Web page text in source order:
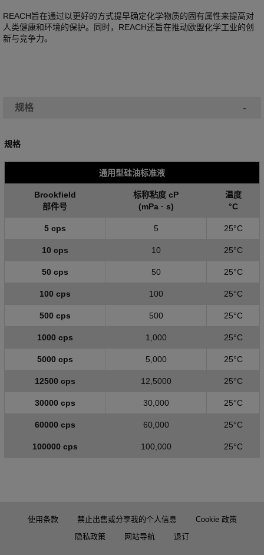
REACH旨在通过以更好的方式提早确定化学物质的固有属性来提高对
人类健康和环境的保护。同时，REACH还旨在推动欧盟化学工业的创
新与竞争力。
规格 -
规格
通用型硅油标准液
Brookfield
部件号
标称粘度 cP
(mPa · s)
温度
°C
5 cps 5 25°C
10 cps 10 25°C
50 cps 50 25°C
100 cps 100 25°C
500 cps 500 25°C
1000 cps 1,000 25°C
5000 cps 5,000 25°C
12500 cps 12,5000 25°C
30000 cps 30,000 25°C
60000 cps 60,000 25°C
100000 cps 100,000 25°C
使用条款 禁止出售或分享我的个人信息
Cookie 政策
隐私政策
网站导航 退订